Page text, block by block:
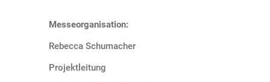
Messeorganisation:
Rebecca Schumacher
Projektleitung